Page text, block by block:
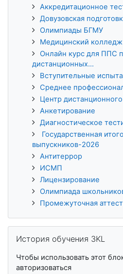
Аккредитационное
Довузовская
Олимпиады БГМУ
Медицинский
Онлайн курс для ППС
дистанционных...
Вступительные
Среднее
Центр
Анкетирование
Диагностическое
Государственная
выпускников-2026
Антитеррор
ИСМП
Лицензирование
Олимпиада
Промежуточная
История обучения 3KL
Чтобы использовать этот
авторизоваться